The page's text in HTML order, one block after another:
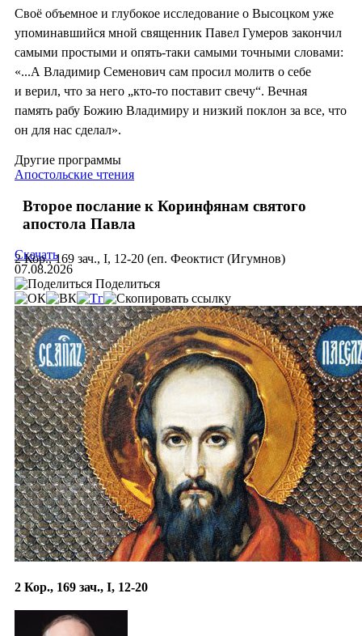
Своё объемное и глубокое исследование о Высоцком уже
упоминавшийся мной священник Павел Гумеров закончил
самыми простыми и опять-таки самыми точными словами:
«...А Владимир Семенович сам просил молитв о себе
и верил, что за него „кто-то поставит свечу“. Вечная
память рабу Божию Владимиру и низкий поклон за все, что
он для нас сделал».
Другие программы
Апостольские чтения
Второе послание к Коринфянам святого
апостола Павла
2 Кор., 169 зач., I, 12-20 (еп. Феоктист (Игумнов)
Скачать
07.08.2026
Поделиться
2 Кор., 169 зач., I, 12-20